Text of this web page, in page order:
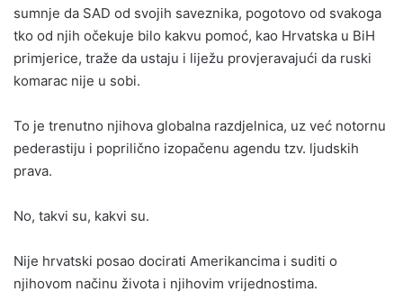
sumnje da SAD od svojih saveznika, pogotovo od svakoga
tko od njih očekuje bilo kakvu pomoć, kao Hrvatska u BiH
primjerice, traže da ustaju i liježu provjeravajući da ruski
komarac nije u sobi.
To je trenutno njihova globalna razdjelnica, uz već notornu
pederastiju i poprilično izopačenu agendu tzv. ljudskih
prava.
No, takvi su, kakvi su.
Nije hrvatski posao docirati Amerikancima i suditi o
njihovom načinu života i njihovim vrijednostima.